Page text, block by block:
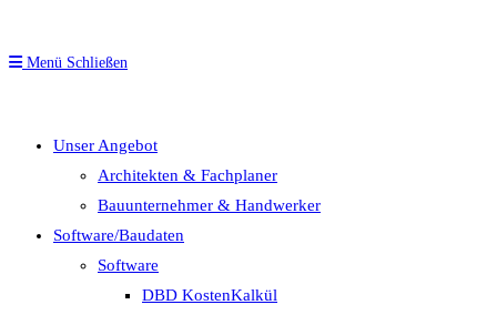
Menü Schließen
Unser Angebot
Architekten & Fachplaner
Bauunternehmer & Handwerker
Software/Baudaten
Software
DBD KostenKalkül